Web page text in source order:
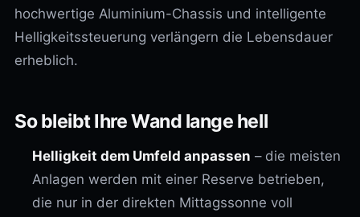
hochwertige Aluminium-Chassis und intelligente
Helligkeitssteuerung verlängern die Lebensdauer
erheblich.
So bleibt Ihre Wand lange hell
Helligkeit dem Umfeld anpassen – die meisten
Anlagen werden mit einer Reserve betrieben,
die nur in der direkten Mittagssonne voll